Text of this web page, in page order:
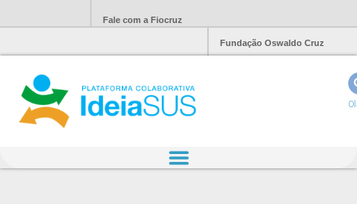
Fale com a Fiocruz
Fundação Oswaldo Cruz